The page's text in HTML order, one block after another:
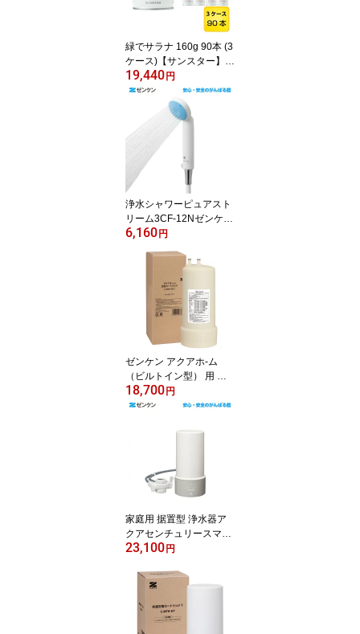
緑でサラナ 160g 90本 (3
ケース)【サンスター】
【送料無料】【トクホ 特
定保健用食品】
19,440 円
浄水シャワーピュアスト
リーム3CF-12Nゼンケン
正規取扱店【送料無料】
6,160 円
ゼンケン アクアホ-ム
（ビルトイン型） 用 交
換 カートリッジC-KMD-
50-Z （旧品番 C-KMD-5
ゼンケン 正規取扱店他店
18,700 円
家庭用 据置型 浄水器ア
クアセンチュリースマー
トMFH-S75ゼンケン 正
【ポイント10倍】
23,100 円